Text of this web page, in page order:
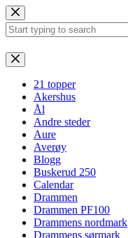
Hopp
til
innholdet
Ingen
resultater
21 topper
Akershus
Ål
Andre steder
Aure
Averøy
Blogg
Buskerud 250
Calendar
Drammen
Drammen PF100
Drammens nordmark
Drammens sørmark